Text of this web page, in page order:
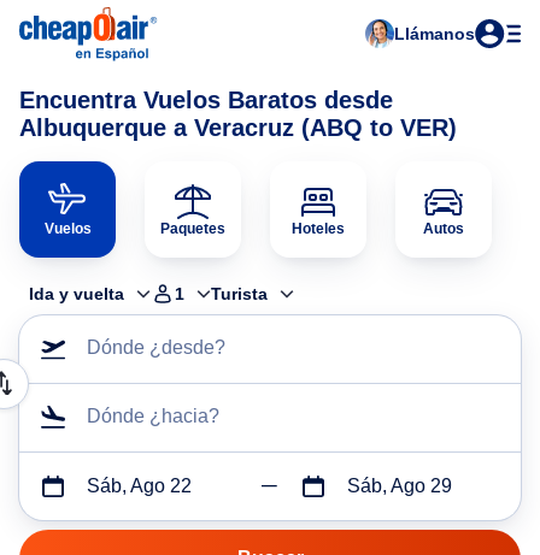
Llámanos
Encuentra Vuelos Baratos desde
Albuquerque a Veracruz (ABQ to VER)
Vuelos Paquetes Hoteles Autos
Ida y vuelta 1 Turista
Dónde ¿desde?
Dónde ¿hacia?
Sáb, Ago 22 Sáb, Ago 29